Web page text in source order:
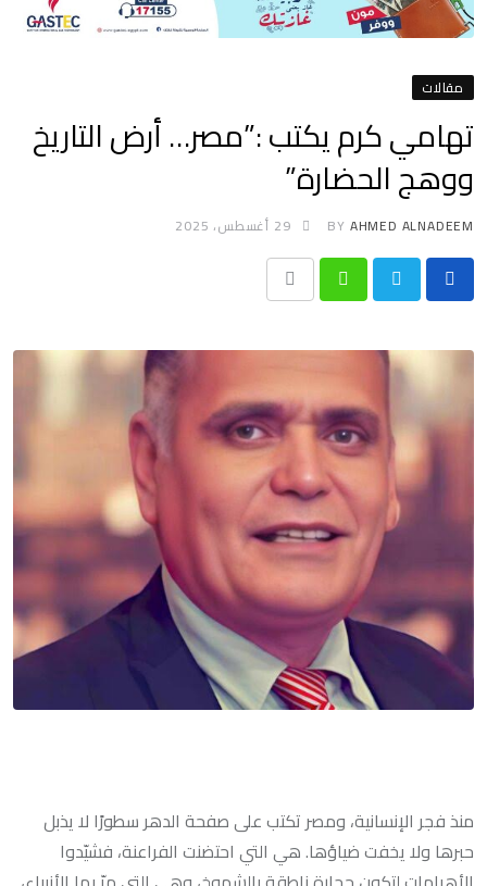
مقالات
تهامي كرم يكتب :”مصر… أرض التاريخ
ووهج الحضارة”
BY AHMED ALNADEEM 29 أغسطس، 2025
Whatsapp
Print
منذ فجر الإنسانية، ومصر تكتب على صفحة الدهر سطورًا لا يذبل
حبرها ولا يخفت ضياؤها. هي التي احتضنت الفراعنة، فشيّدوا